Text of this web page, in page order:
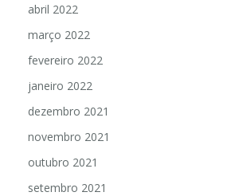
abril 2022
março 2022
fevereiro 2022
janeiro 2022
dezembro 2021
novembro 2021
outubro 2021
setembro 2021